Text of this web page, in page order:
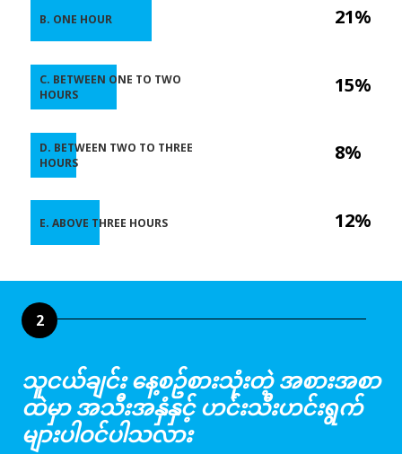
21%
15%
8%
12%
B. ONE HOUR
C. BETWEEN ONE TO TWO
HOURS
D. BETWEEN TWO TO THREE
HOURS
E. ABOVE THREE HOURS
2
သူငယ်ချင်း နေ့စဥ်စားသုံးတဲ့ အစားအစာ
ထဲမှာ အသီးအနှံနှင့် ဟင်းသီးဟင်းရွက်
များပါဝင်ပါသလား